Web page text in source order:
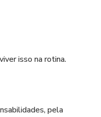
isso na rotina.
pela